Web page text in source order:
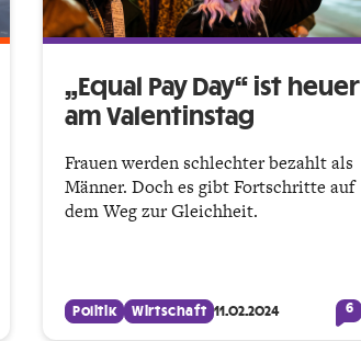
„Equal Pay Day“ ist heuer
am Valentinstag
Frauen werden schlechter bezahlt als
Männer. Doch es gibt Fortschritte auf
dem Weg zur Gleichheit.
Politik Wirtschaft 11.02.2024 6